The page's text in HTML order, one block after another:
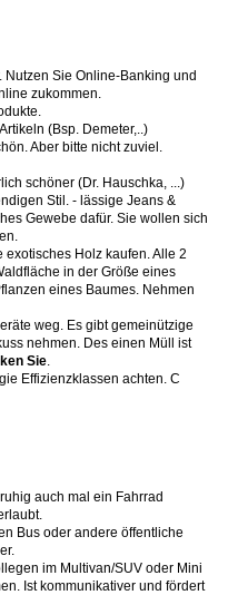
Sie Online-Banking und
zukommen.
(Bsp. Demeter,..)
Aber bitte nicht zuviel.
schöner (Dr. Hauschka, ...)
Stil. - lässige Jeans &
Gewebe dafür. Sie wollen sich
Holz kaufen. Alle 2
in der Größe eines
eines Baumes. Nehmen
weg. Es gibt gemeinützige
nehmen. Des einen Müll ist
Sie.
Effizienzklassen achten. C
auch mal ein Fahrrad
Bus oder andere öffentliche
im Multivan/SUV oder Mini
Ist kommunikativer und fördert